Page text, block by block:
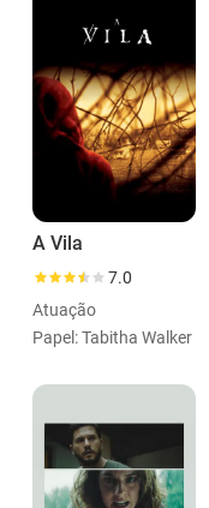
A Vila
7.0
Atuação
Papel: Tabitha Walker